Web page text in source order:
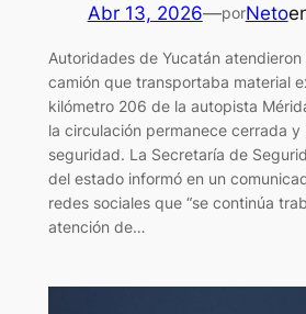
Abr 13, 2026—porNeto
Autoridades de Yucatán
camión que transportaba material
kilómetro 206 de la autopista
la circulación permanece cerrada
seguridad. La Secretaría de
del estado informó en un
redes sociales que “se continúa
atención de…